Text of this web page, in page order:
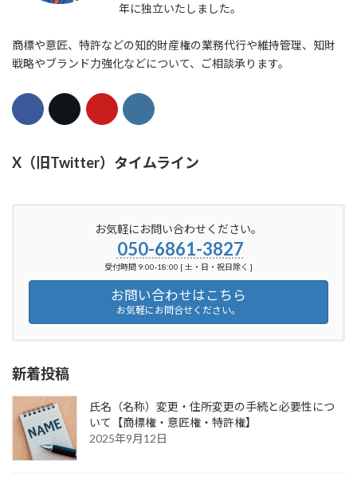
年に独立いたしました。
商標や意匠、特許などの知的財産権の業務代行や維持管理、知財
戦略やブランド力強化などについて、ご相談承ります。
X（旧Twitter）タイムライン
お気軽にお問い合わせください。
050-6861-3827
受付時間 9:00-18:00 [ 土・日・祝日除く ]
お問い合わせはこちら
お気軽にお問合せください。
新着投稿
氏名（名称）変更・住所変更の手続と必要性につ
いて【商標権・意匠権・特許権】
2025年9月12日